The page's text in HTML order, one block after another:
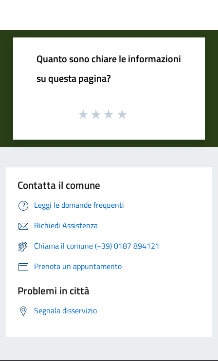
Quanto sono chiare le informazioni
su questa pagina?
Contatta il comune
Leggi le domande frequenti
Richiedi Assistenza
Chiama il comune (+39) 0187 894121
Prenota un appuntamento
Problemi in città
Segnala disservizio